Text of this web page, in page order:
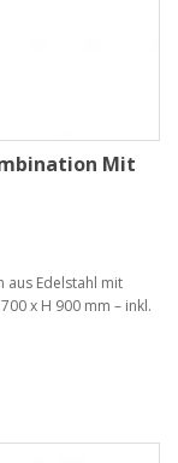
Mit
aus Edelstahl mit
x H 900 mm – inkl.